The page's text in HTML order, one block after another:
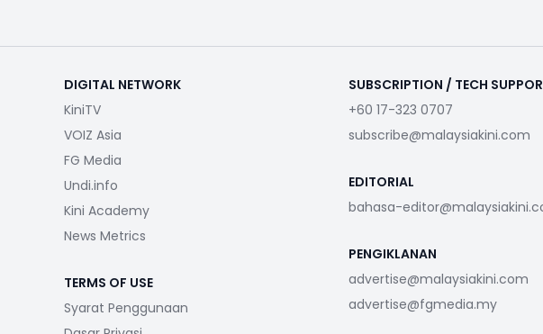
DIGITAL NETWORK
KiniTV
VOIZ Asia
FG Media
Undi.info
Kini Academy
News Metrics
TERMS OF USE
Syarat Penggunaan
SUBSCRIPTION / TECH
+60 17-323 0707
subscribe@malaysiakini.com
EDITORIAL
bahasa-
PENGIKLANAN
advertise@malaysiakini.com
advertise@fgmedia.my